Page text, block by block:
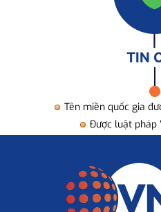
TIN
Tên miền quốc gia
Được luật pháp